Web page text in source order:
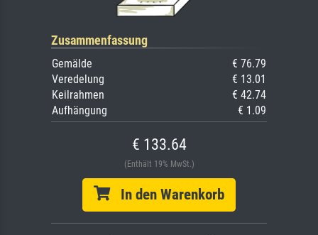
Zusammenfassung
Gemälde
€ 76.79
Veredelung
€ 13.01
Keilrahmen
€ 42.74
Aufhängung
€ 1.09
€ 133.64
(Enthält 19% MwSt.)
In den Warenkorb